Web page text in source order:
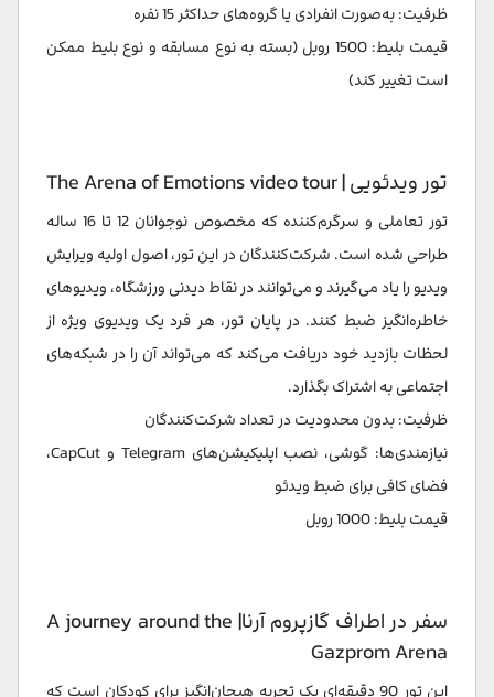
ظرفیت: به‌صورت انفرادی یا گروه‌های حداکثر 15 نفره
قیمت بلیط: 1500 روبل (بسته به نوع مسابقه و نوع بلیط ممکن
است تغییر کند)
تور ویدئویی | The Arena of Emotions video tour
تور تعاملی و سرگرم‌کننده که مخصوص نوجوانان 12 تا 16 ساله
طراحی شده است. شرکت‌کنندگان در این تور، اصول اولیه ویرایش
ویدیو را یاد می‌گیرند و می‌توانند در نقاط دیدنی ورزشگاه، ویدیوهای
خاطره‌انگیز ضبط کنند. در پایان تور، هر فرد یک ویدیوی ویژه از
لحظات بازدید خود دریافت می‌کند که می‌تواند آن را در شبکه‌های
اجتماعی به اشتراک بگذارد.
ظرفیت: بدون محدودیت در تعداد شرکت‌کنندگان
نیازمندی‌ها: گوشی، نصب اپلیکیشن‌های Telegram و CapCut،
فضای کافی برای ضبط ویدئو
قیمت بلیط: 1000 روبل
سفر در اطراف گازپروم آرنا| A journey around the
Gazprom Arena
این تور 90 دقیقه‌ای یک تجربه هیجان‌انگیز برای کودکان است که